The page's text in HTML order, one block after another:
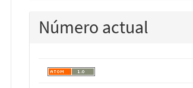
Número actual